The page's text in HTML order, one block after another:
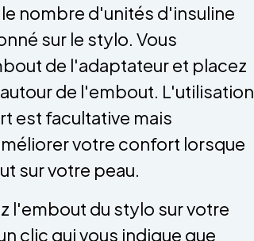
nombre d'unités d'insuline
sur le stylo. Vous
de l'adaptateur et placez
de l'embout. L'utilisation
est facultative mais
votre confort lorsque
sur votre peau.
l'embout du stylo sur votre
clic qui vous indique que